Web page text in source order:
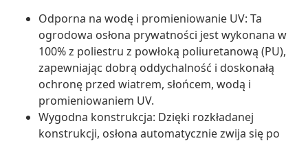
Odporna na wodę i promieniowanie UV: Ta
ogrodowa osłona prywatności jest wykonana w
100% z poliestru z powłoką poliuretanową (PU),
zapewniając dobrą oddychalność i doskonałą
ochronę przed wiatrem, słońcem, wodą i
promieniowaniem UV.
Wygodna konstrukcja: Dzięki rozkładanej
konstrukcji, osłona automatycznie zwija się po